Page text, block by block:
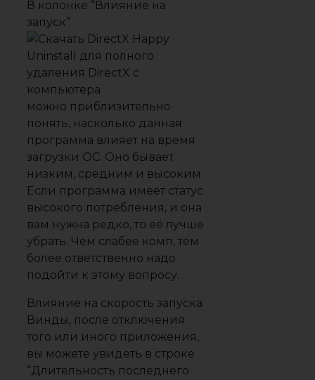
В колонке “Влияние на
запуск”
можно приблизительно
понять, насколько данная
программа влияет на время
загрузки ОС. Оно бывает
низким, средним и высоким.
Если программа имеет статус
высокого потребления, и она
вам нужна редко, то её лучше
убрать. Чем слабее комп, тем
более ответственно надо
подойти к этому вопросу.
Влияние на скорость запуска
Винды, после отключения
того или иного приложения,
вы можете увидеть в строке
“Длительность последнего